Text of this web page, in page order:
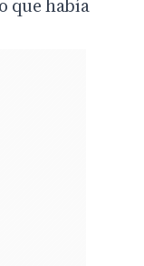
que había